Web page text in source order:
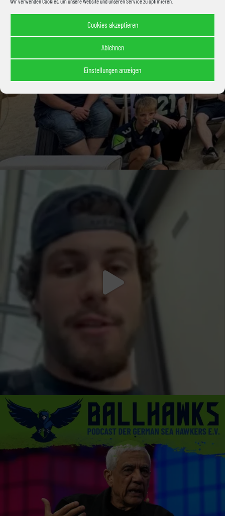
Cookies akzeptieren
Ablehnen
Einstellungen anzeigen